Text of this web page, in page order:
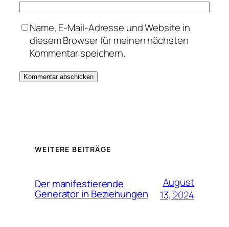
Name, E-Mail-Adresse und Website in
diesem Browser für meinen nächsten
Kommentar speichern.
WEITERE BEITRÄGE
Der manifestierende
Generator in Beziehungen
August
13, 2024